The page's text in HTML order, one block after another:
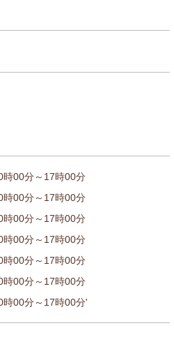
時00分～17時00分
時00分～17時00分
時00分～17時00分
時00分～17時00分
時00分～17時00分
時00分～17時00分
時00分～17時00分'